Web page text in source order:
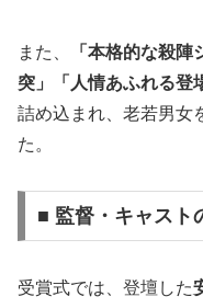
また、
「本格的な殺
突」「人情あふれる登
詰め込まれ、老若男女
た。
■ 監督・キャスト
受賞式では、登壇した